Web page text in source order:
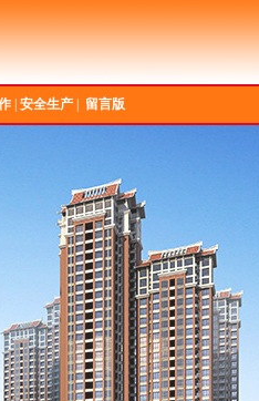
| 安全生产| 留言版